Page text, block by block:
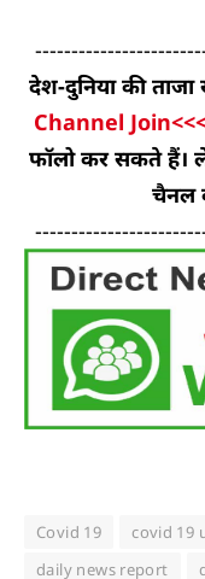
देश-दुनिया की
Channel
फॉलो कर सकते हैं।
चैनल
Covid 19 covid 19
daily news report